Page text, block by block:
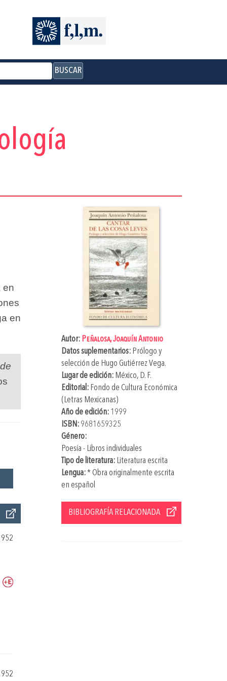
BUSCAR
Autor: Peñalosa, Joaquín Antonio
Datos suplementarios: Prólogo y
selección de Hugo Gutiérrez Vega.
Lugar de edición: México, D. F.
Editorial: Fondo de Cultura Económica
(Letras Mexicanas)
Año de edición:1999
ISBN: 9681659325
Género:
Poesía - Libros individuales
Tipo de literatura:Literatura escrita
Lengua:* Obra originalmente escrita
en español
BIBLIOGRAFÍA RELACIONADA
en
en